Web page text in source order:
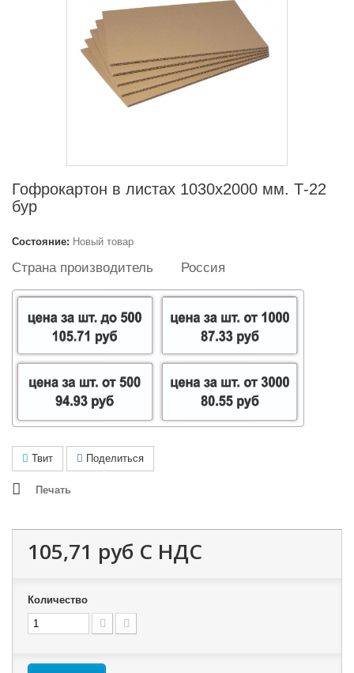
Гофрокартон в листах 1030х2000 мм. Т-22
бур
Состояние: Новый товар
Страна производитель Россия
Твит Поделиться
Печать
105,71 руб С НДС
Количество